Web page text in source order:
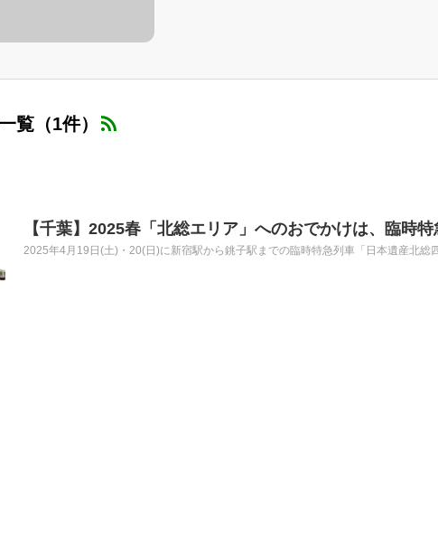
覧（1件）
【千葉】2025春「北総エリア」へのおでかけは、臨時特
2025年4月19日(土)・20(日)に新宿駅から銚子駅までの臨時特急列車「日本遺産北総